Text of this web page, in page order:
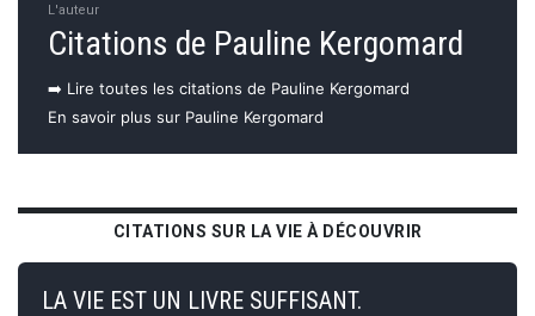
L'auteur
Citations de Pauline Kergomard
➡️ Lire toutes les citations de Pauline Kergomard
En savoir plus sur Pauline Kergomard
CITATIONS SUR LA VIE À DÉCOUVRIR
LA VIE EST UN LIVRE SUFFISANT.